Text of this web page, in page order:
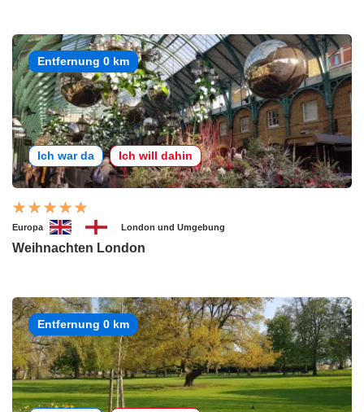
Entfernung 0 km
Ich war da Ich will dahin
Europa London und Umgebung
Weihnachten London
Entfernung 0 km